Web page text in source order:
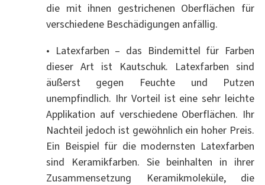
die mit ihnen gestrichenen Oberflächen für
verschiedene Beschädigungen anfällig.
• Latexfarben – das Bindemittel für Farben
dieser Art ist Kautschuk. Latexfarben sind
äußerst gegen Feuchte und Putzen
unempfindlich. Ihr Vorteil ist eine sehr leichte
Applikation auf verschiedene Oberflächen. Ihr
Nachteil jedoch ist gewöhnlich ein hoher Preis.
Ein Beispiel für die modernsten Latexfarben
sind Keramikfarben. Sie beinhalten in ihrer
Zusammensetzung Keramikmoleküle, die